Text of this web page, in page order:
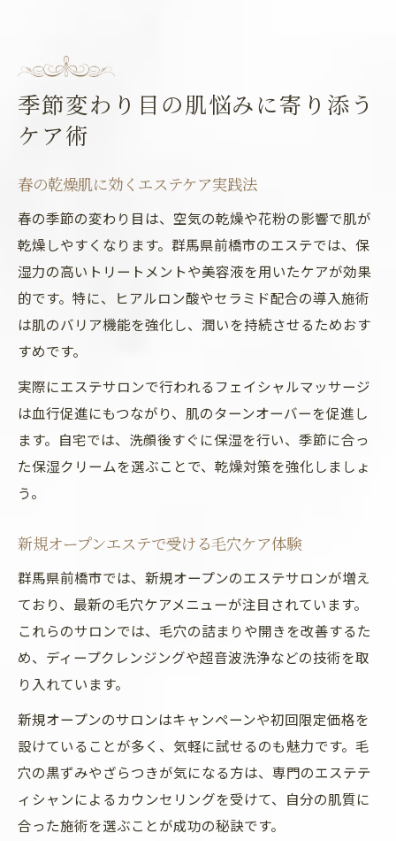
季節変わり目の肌悩みに寄り添う
ケア術
春の乾燥肌に効くエステケア実践法
春の季節の変わり目は、空気の乾燥や花粉の影響で肌が
乾燥しやすくなります。群馬県前橋市のエステでは、保
湿力の高いトリートメントや美容液を用いたケアが効果
的です。特に、ヒアルロン酸やセラミド配合の導入施術
は肌のバリア機能を強化し、潤いを持続させるためおす
すめです。
実際にエステサロンで行われるフェイシャルマッサージ
は血行促進にもつながり、肌のターンオーバーを促進し
ます。自宅では、洗顔後すぐに保湿を行い、季節に合っ
た保湿クリームを選ぶことで、乾燥対策を強化しましょ
う。
新規オープンエステで受ける毛穴ケア体験
群馬県前橋市では、新規オープンのエステサロンが増え
ており、最新の毛穴ケアメニューが注目されています。
これらのサロンでは、毛穴の詰まりや開きを改善するた
め、ディープクレンジングや超音波洗浄などの技術を取
り入れています。
新規オープンのサロンはキャンペーンや初回限定価格を
設けていることが多く、気軽に試せるのも魅力です。毛
穴の黒ずみやざらつきが気になる方は、専門のエステテ
ィシャンによるカウンセリングを受けて、自分の肌質に
合った施術を選ぶことが成功の秘訣です。